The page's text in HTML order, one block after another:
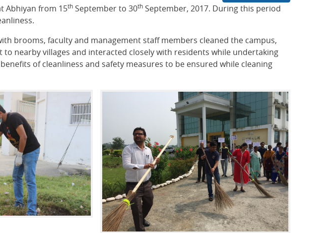
Abhiyan from 15th September to 30th September, 2017. During this period
brooms, faculty and management staff members cleaned the campus,
nearby villages and interacted closely with residents while undertaking
of cleanliness and safety measures to be ensured while cleaning